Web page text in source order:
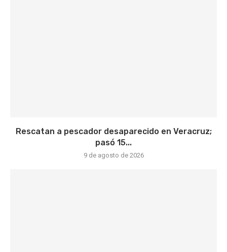
Rescatan a pescador desaparecido en Veracruz;
pasó 15...
9 de agosto de 2026